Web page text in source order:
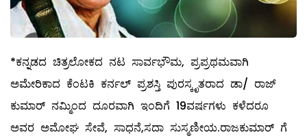
*ಕನ್ನಡದ ಚಿತ್ರಲೋಕದ ನಟ ಸಾರ್ವಭೌಮ, ಪ್ರಪ್ರಥಮವಾಗಿ
ಅಮೇರಿಕಾದ ಕೆಂಟಕಿ ಕರ್ನಲ್ ಪ್ರಶಸ್ತಿ ಪುರಸ್ಕೃತರಾದ ಡಾ/ ರಾಜ್
ಕುಮಾರ್ ನಮ್ಮಿಂದ ದೂರವಾಗಿ ಇಂದಿಗೆ 19ವರ್ಷಗಳು ಕಳೆದರೂ
ಅವರ ಅಮೋಘ ಸೇವೆ, ಸಾಧನೆ,ಸದಾ ಸುಸ್ಮಣೀಯ.ರಾಜಕುಮಾರ್ ಗೆ